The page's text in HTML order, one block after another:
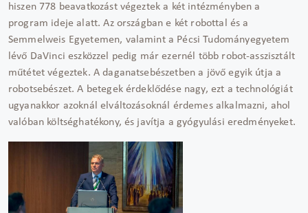
hiszen 778 beavatkozást végeztek a két intézményben a
program ideje alatt. Az országban e két robottal és a
Semmelweis Egyetemen, valamint a Pécsi Tudományegyetem
lévő DaVinci eszközzel pedig már ezernél több robot-asszisztált
műtétet végeztek. A daganatsebészetben a jövő egyik útja a
robotsebészet. A betegek érdeklődése nagy, ezt a technológiát
ugyanakkor azoknál elváltozásoknál érdemes alkalmazni, ahol
valóban költséghatékony, és javítja a gyógyulási eredményeket.